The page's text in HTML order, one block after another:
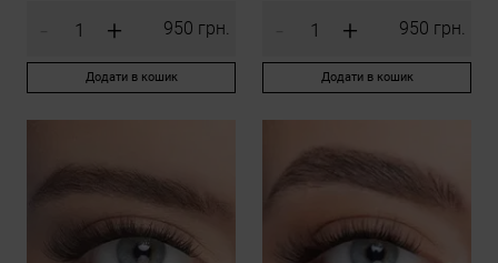
950 грн.
+
Додати в кошик
950 грн.
+
Додати в кошик